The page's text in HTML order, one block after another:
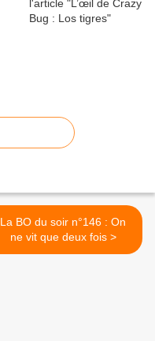
La BO du soir n°146 : On
ne vit que deux fois >